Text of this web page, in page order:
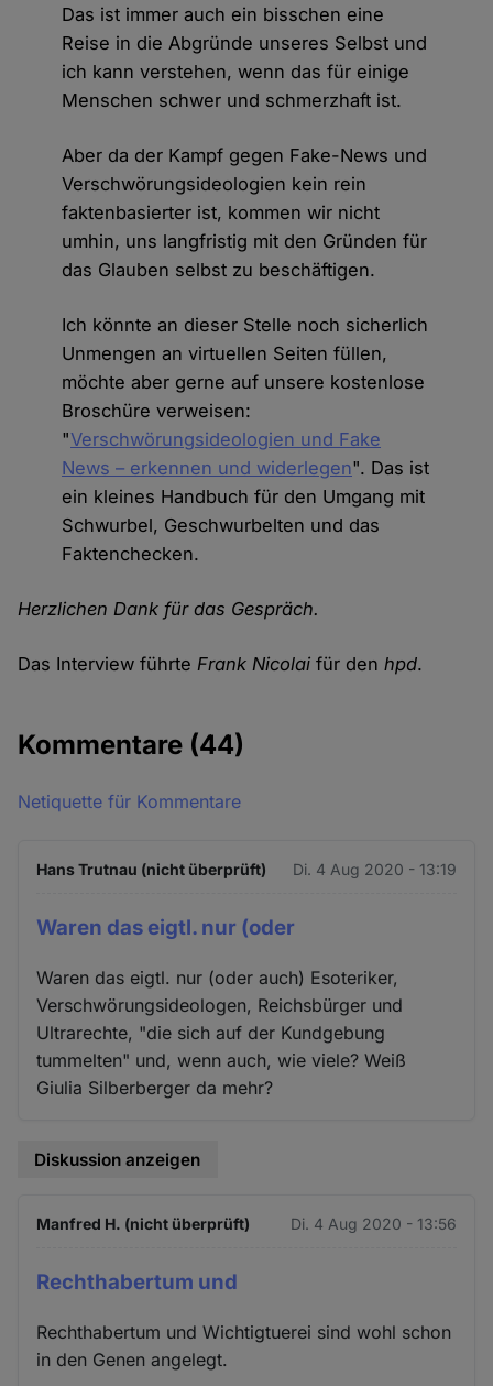
Das ist immer auch ein bisschen eine
Reise in die Abgründe unseres Selbst und
ich kann verstehen, wenn das für einige
Menschen schwer und schmerzhaft ist.
Aber da der Kampf gegen Fake-News und
Verschwörungsideologien kein rein
faktenbasierter ist, kommen wir nicht
umhin, uns langfristig mit den Gründen für
das Glauben selbst zu beschäftigen.
Ich könnte an dieser Stelle noch sicherlich
Unmengen an virtuellen Seiten füllen,
möchte aber gerne auf unsere kostenlose
Broschüre verweisen:
"Verschwörungsideologien und Fake
News – erkennen und widerlegen". Das ist
ein kleines Handbuch für den Umgang mit
Schwurbel, Geschwurbelten und das
Faktenchecken.
Herzlichen Dank für das Gespräch.
Das Interview führte Frank Nicolai für denhpd.
Kommentare (44)
Netiquette für Kommentare
Hans Trutnau (nicht überprüft) Di. 4 Aug 2020 - 13:19
Waren das eigtl. nur (oder
Waren das eigtl. nur (oder auch) Esoteriker,
Verschwörungsideologen, Reichsbürger und
Ultrarechte, "die sich auf der Kundgebung
tummelten" und, wenn auch, wie viele? Weiß
Giulia Silberberger da mehr?
Diskussion anzeigen
Manfred H. (nicht überprüft) Di. 4 Aug 2020 - 13:56
Rechthabertum und
Rechthabertum und Wichtigtuerei sind wohl schon
in den Genen angelegt.